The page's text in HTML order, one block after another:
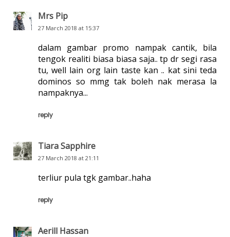
Mrs Pip
27 March 2018 at 15:37
dalam gambar promo nampak cantik, bila
tengok realiti biasa biasa saja.. tp dr segi rasa
tu, well lain org lain taste kan .. kat sini teda
dominos so mmg tak boleh nak merasa la
nampaknya...
reply
Tiara Sapphire
27 March 2018 at 21:11
terliur pula tgk gambar..haha
reply
Aerill Hassan